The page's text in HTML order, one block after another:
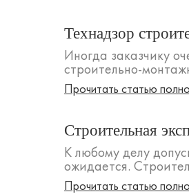
Технадзор
Иногда заказчику
строительно-
Прочитать статью
Строительная
К любому делу
ожидается.
Прочитать статью